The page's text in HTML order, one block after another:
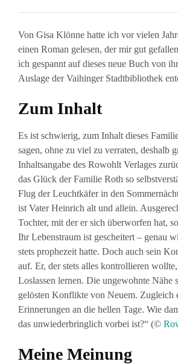
Von Gisa Klönne hatte ich vor vielen
einen Roman gelesen, der mir gut
ich gespannt auf dieses neue Buch von
Auslage der Vaihinger Stadtbibliothek
Zum Inhalt
Es ist schwierig, zum Inhalt dieses
sagen, ohne zu viel zu verraten, deshalb
Inhaltsangabe des Rowohlt Verlages
das Glück der Familie Roth so
Flug der Leuchtkäfer in den
ist Vater Heinrich alt und allein.
Tochter, mit der er sich überworfen hat,
Ihr Lebenstraum ist gescheitert – genau
stets prophezeit hatte. Doch auch sein
auf. Er, der stets alles kontrollieren wollte,
Loslassen lernen. Die ungewohnte Nähe
gelösten Konflikte von Neuem. Zugleich
Erinnerungen an die hellen Tage. Wie
das unwiederbringlich vorbei ist?“ (©
Meine Meinung